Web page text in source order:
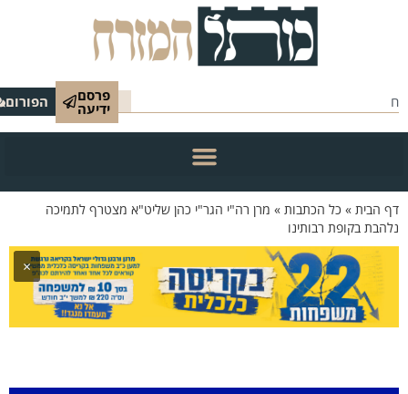
פרסם
ידיעה הפורום
הבית»כל הכתבות»מרן רה"י הגר"י כהן שליט"א מצטרף לתמיכה
בקופת רבותינו
×